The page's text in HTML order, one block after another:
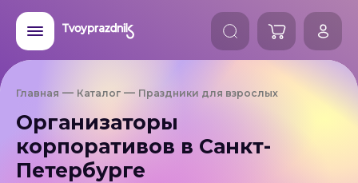
Главная Каталог Праздники для взрослых
Организаторы
корпоративов в Санкт-
Петербурге